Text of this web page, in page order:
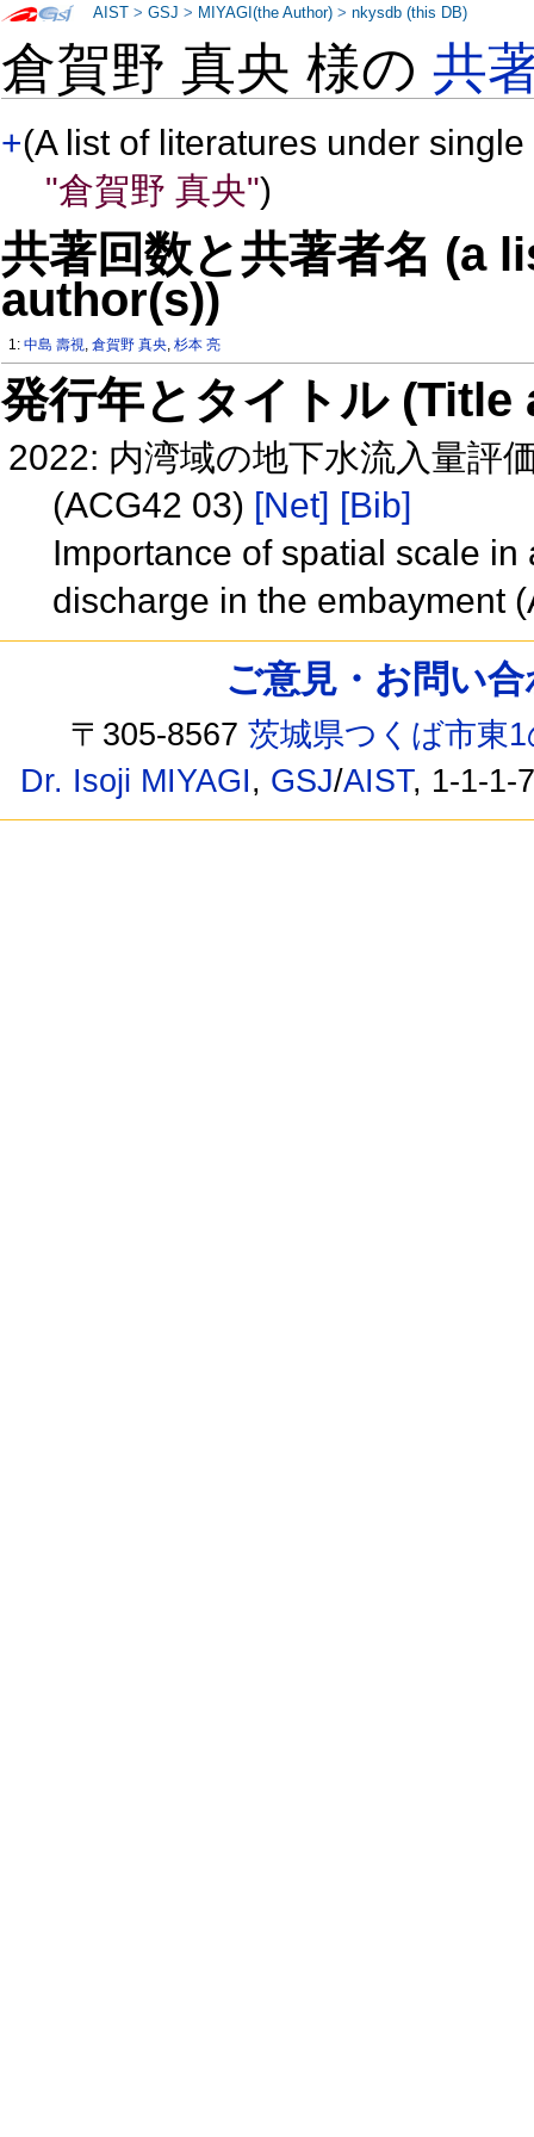
倉賀野 真央 様の共
+(A list of literatures under
"倉賀野 真央")
共著回数と共著者名 (a
author(s))
1:中島 壽視,倉賀野 真央,杉本 亮
発行年とタイトル
2022: 内湾域の地下水流入量評
(ACG42 03) [Net] [Bib]
Importance of spatial scale
discharge in the embayment
AIST >GSJ > MIYAGI(the Author) >nkysdb (this DB)
ご意見・お問い
〒305-8567茨城県つくば市東
Dr. Isoji MIYAGI, GSJ/AIST, 1-1-1-